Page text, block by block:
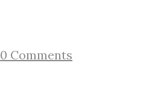
0 Comments